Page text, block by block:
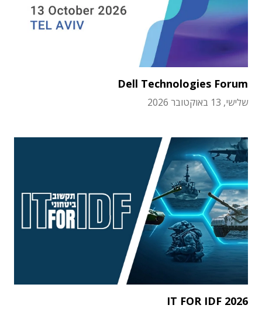
Dell Technologies Forum
שלישי, 13 באוקטובר 2026
IT FOR IDF 2026